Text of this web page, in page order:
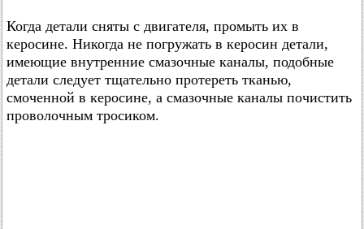
Когда детали сняты с двигателя, промыть их в
керосине. Никогда не погружать в керосин детали,
имеющие внутренние смазочные каналы, подобные
детали следует тщательно протереть тканью,
смоченной в керосине, а смазочные каналы почистить
проволочным тросиком.